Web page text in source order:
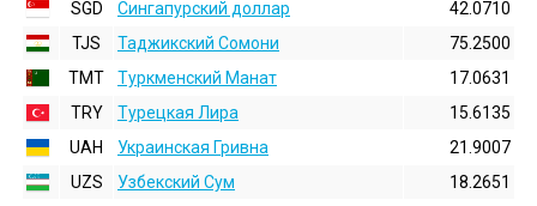
SGD
Сингапурский доллар
42.0710
TJS
Таджикский Сомони
75.2500
TMT
Туркменский Манат
17.0631
TRY
Турецкая Лира
15.6135
UAH
Украинская Гривна
21.9007
UZS
Узбекский Сум
18.2651